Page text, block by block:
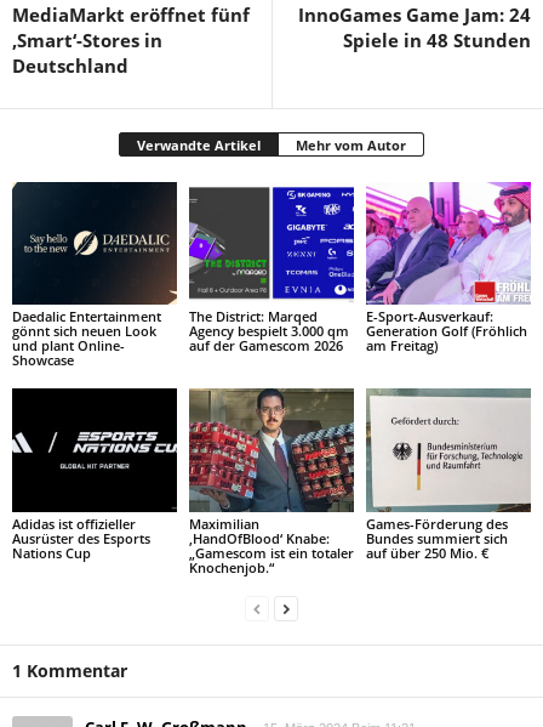
MediaMarkt eröffnet fünf
‚Smart‘-Stores in
Deutschland
InnoGames Game Jam: 24
Spiele in 48 Stunden
Verwandte Artikel Mehr vom Autor
Daedalic Entertainment
gönnt sich neuen Look
und plant Online-
Showcase
The District: Marqed
Agency bespielt 3.000 qm
auf der Gamescom 2026
E-Sport-Ausverkauf:
Generation Golf (Fröhlich
am Freitag)
Adidas ist offizieller
Ausrüster des Esports
Nations Cup
Maximilian
‚HandOfBlood‘ Knabe:
„Gamescom ist ein totaler
Knochenjob.“
Games-Förderung des
Bundes summiert sich
auf über 250 Mio. €
1 Kommentar